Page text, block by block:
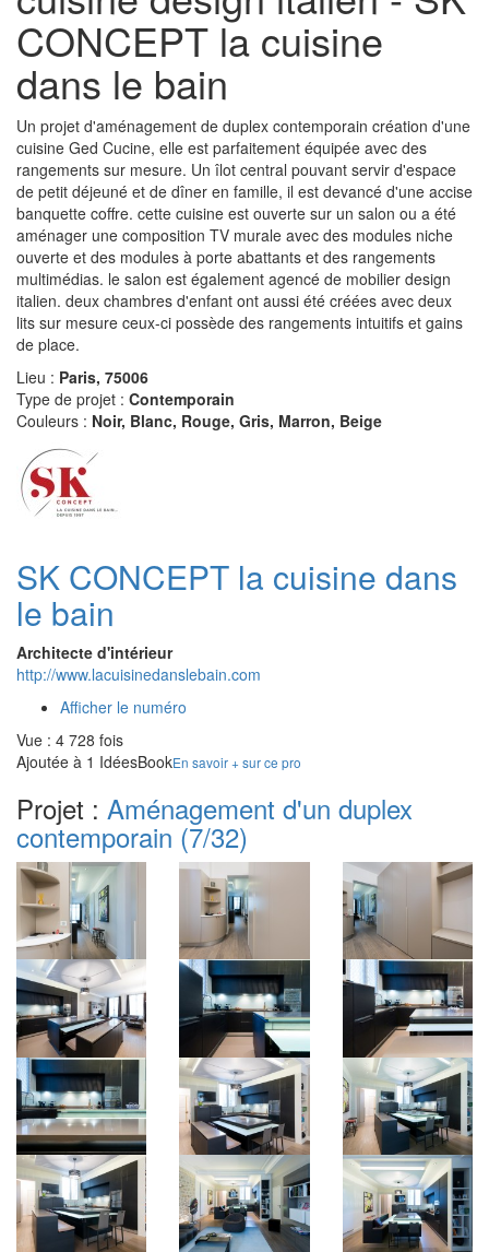
CONCEPT la cuisine
dans le bain
Un projet d'aménagement de duplex contemporain création d'une
cuisine Ged Cucine, elle est parfaitement équipée avec des
rangements sur mesure. Un îlot central pouvant servir d'espace
de petit déjeuné et de dîner en famille, il est devancé d'une accise
banquette coffre. cette cuisine est ouverte sur un salon ou a été
aménager une composition TV murale avec des modules niche
ouverte et des modules à porte abattants et des rangements
multimédias. le salon est également agencé de mobilier design
italien. deux chambres d'enfant ont aussi été créées avec deux
lits sur mesure ceux-ci possède des rangements intuitifs et gains
de place.
Lieu : Paris, 75006
Type de projet : Contemporain
Couleurs : Noir, Blanc, Rouge, Gris, Marron, Beige
SK CONCEPT la cuisine dans
le bain
Architecte d'intérieur
http://www.lacuisinedanslebain.com
Afficher le numéro
Vue : 4 728 fois
Ajoutée à 1 IdéesBookEn savoir + sur ce pro
Projet : Aménagement d'un duplex
contemporain (7/32)